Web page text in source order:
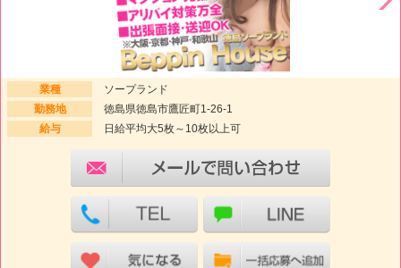
業種
ソープランド
勤務地
徳島県徳島市鷹匠町1-26-1
給与
日給平均大5枚～10枚以上可